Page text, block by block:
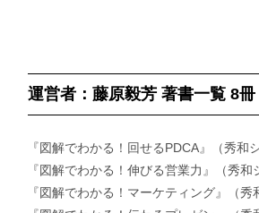
運営者：藤原毅芳 著書一覧 8冊
『図解でわかる！回せるPDCA』（秀和
『図解でわかる！伸びる営業力』（秀和
『図解でわかる！マーケティング』（秀